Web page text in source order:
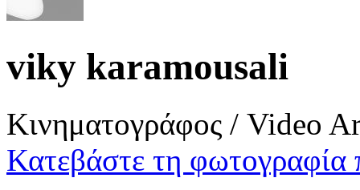
viky karamousali
Κινηματογράφος / Video
Κατεβάστε τη φωτογραφία